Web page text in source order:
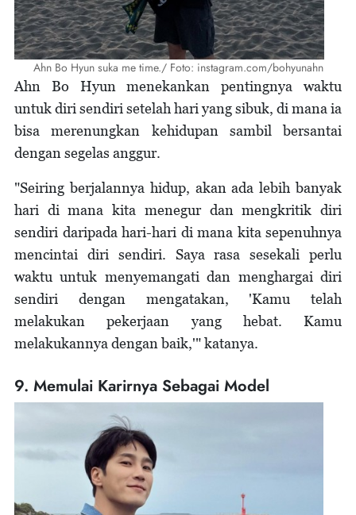
Ahn Bo Hyun suka me time./ Foto: instagram.com/bohyunahn
Ahn Bo Hyun menekankan pentingnya waktu
untuk diri sendiri setelah hari yang sibuk, di mana ia
bisa merenungkan kehidupan sambil bersantai
dengan segelas anggur.
"Seiring berjalannya hidup, akan ada lebih banyak
hari di mana kita menegur dan mengkritik diri
sendiri daripada hari-hari di mana kita sepenuhnya
mencintai diri sendiri. Saya rasa sesekali perlu
waktu untuk menyemangati dan menghargai diri
sendiri dengan mengatakan, 'Kamu telah
melakukan pekerjaan yang hebat. Kamu
melakukannya dengan baik,'" katanya.
9. Memulai Karirnya Sebagai Model